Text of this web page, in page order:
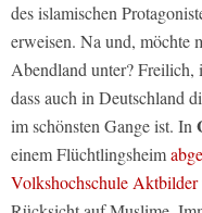
des islamischen
erweisen. Na und, möchte
Abendland unter?
dass auch in Deutschland
im schönsten Gange ist. In
einem Flüchtlingsheim
Volkshochschule Aktbilder